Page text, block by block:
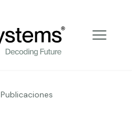
Decoding Future
Publicaciones